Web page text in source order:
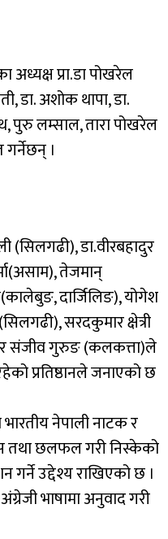
अध्यक्ष प्रा.डा पोखरेल
डा. अशोक थापा, डा.
पुरु लम्साल, तारा पोखरेल
गर्नेछन् ।
(सिलगढी), डा.वीरबहादुर
तेजमान्
दार्जिलिङ), योगेश
सरदकुमार क्षेत्री
र संजीव गुरुङ (कलकत्ता)ले
प्रतिष्ठानले जनाएको छ
नेपाली नाटक र
तथा छलफल गरी निस्केको
गर्ने उद्देश्य राखिएको छ ।
भाषामा अनुवाद गरी